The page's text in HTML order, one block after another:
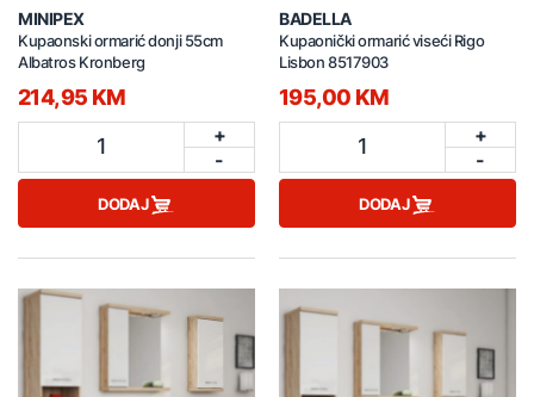
MINIPEX
Kupaonski ormarić donji 55cm
Albatros Kronberg
214,95 KM
1
+
-
DODAJ
BADELLA
Kupaonički ormarić viseći Rigo
Lisbon 8517903
195,00 KM
1
+
-
DODAJ